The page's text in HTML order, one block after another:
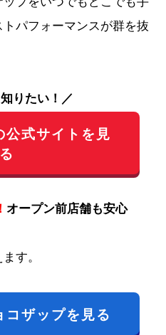
パフォーマンスが群を抜
りたい！／
公式サイトを見
る
オープン前店舗も安心
す。
コザップを見る